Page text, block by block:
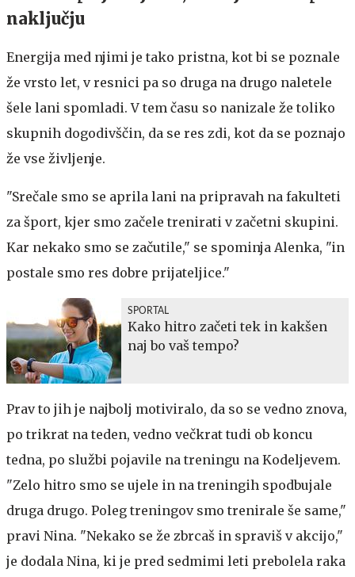
naključju
Energija med njimi je tako pristna, kot bi se poznale
že vrsto let, v resnici pa so druga na drugo naletele
šele lani spomladi. V tem času so nanizale že toliko
skupnih dogodivščin, da se res zdi, kot da se poznajo
že vse življenje.
"Srečale smo se aprila lani na pripravah na fakulteti
za šport, kjer smo začele trenirati v začetni skupini.
Kar nekako smo se začutile," se spominja Alenka, "in
postale smo res dobre prijateljice."
SPORTAL
Kako hitro začeti tek in kakšen
naj bo vaš tempo?
Prav to jih je najbolj motiviralo, da so se vedno znova,
po trikrat na teden, vedno večkrat tudi ob koncu
tedna, po službi pojavile na treningu na Kodeljevem.
"Zelo hitro smo se ujele in na treningih spodbujale
druga drugo. Poleg treningov smo trenirale še same,"
pravi Nina. "Nekako se že zbrcaš in spraviš v akcijo,"
je dodala Nina, ki je pred sedmimi leti prebolela raka